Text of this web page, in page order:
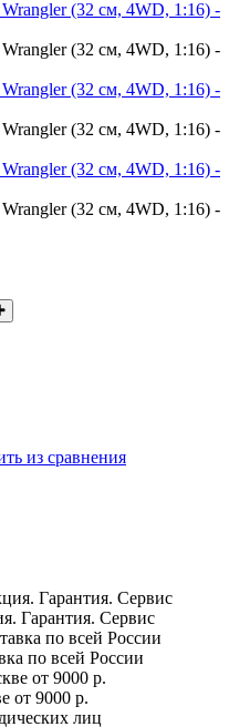
из сравнения
Гарантия. Сервис
по всей России
от 9000 р.